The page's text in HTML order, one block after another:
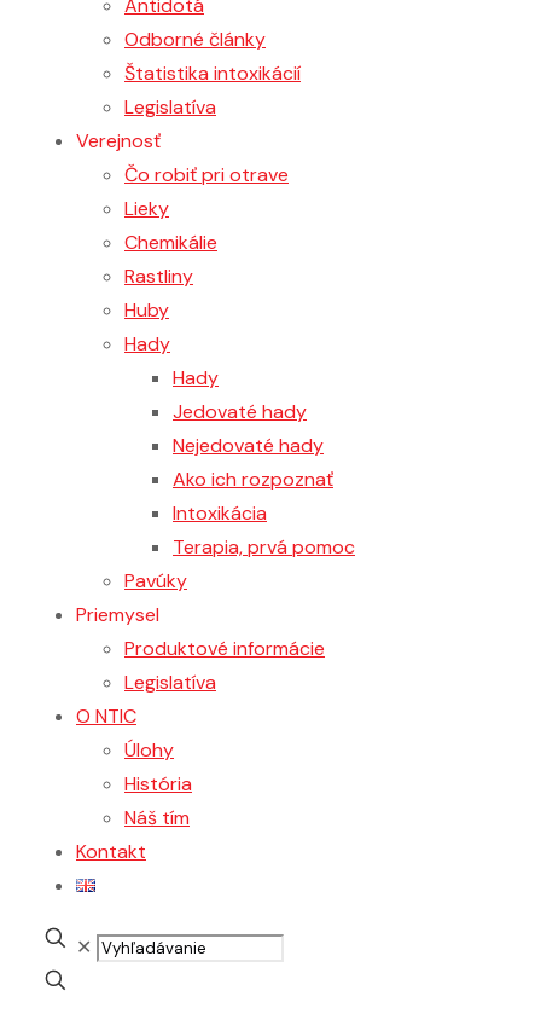
Antidotá
Odborné články
Štatistika intoxikácií
Legislatíva
Verejnosť
Čo robiť pri otrave
Lieky
Chemikálie
Rastliny
Huby
Hady
Hady
Jedovaté hady
Nejedovaté hady
Ako ich rozpoznať
Intoxikácia
Terapia, prvá pomoc
Pavúky
Priemysel
Produktové informácie
Legislatíva
O NTIC
Úlohy
História
Náš tím
Kontakt
✕ Vyhľadávanie